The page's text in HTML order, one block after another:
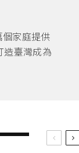
家庭提供
造臺灣成為